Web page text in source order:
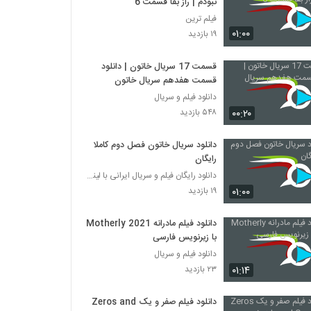
۰۱:۰۰
فیلم ترین
۱۹ بازدید
۰۰:۲۰
قسمت 17 سریال خاتون | دانلود
قسمت هفدهم سریال خاتون
دانلود فیلم و سریال
۵۴۸ بازدید
۰۱:۰۰
دانلود سریال خاتون فصل دوم کاملا
رایگان
دانلود رایگان فیلم و سریال ایرانی با لینک مستقیم
۱۹ بازدید
۰۱:۱۴
دانلود فیلم مادرانه Motherly 2021
با زیرنویس فارسی
دانلود فیلم و سریال
۲۳ بازدید
دانلود فیلم صفر و یک Zeros and